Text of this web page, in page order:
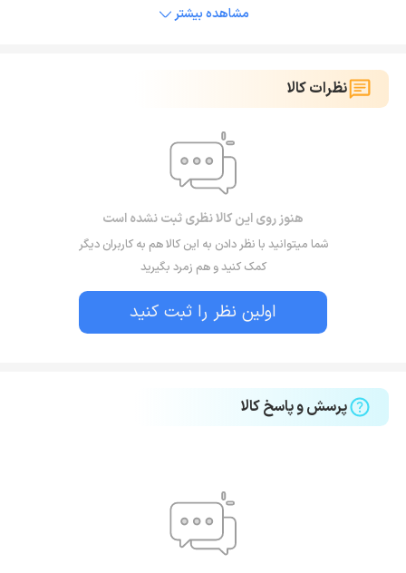
مشاهده بیشتر
نظرات کالا
هنوز روی این کالا نظری ثبت نشده است
شما میتوانید با نظر دادن به این کالا هم به کاربران دیگر
کمک کنید و هم زمرد بگیرید
اولین نظر را ثبت کنید
پرسش و پاسخ کالا